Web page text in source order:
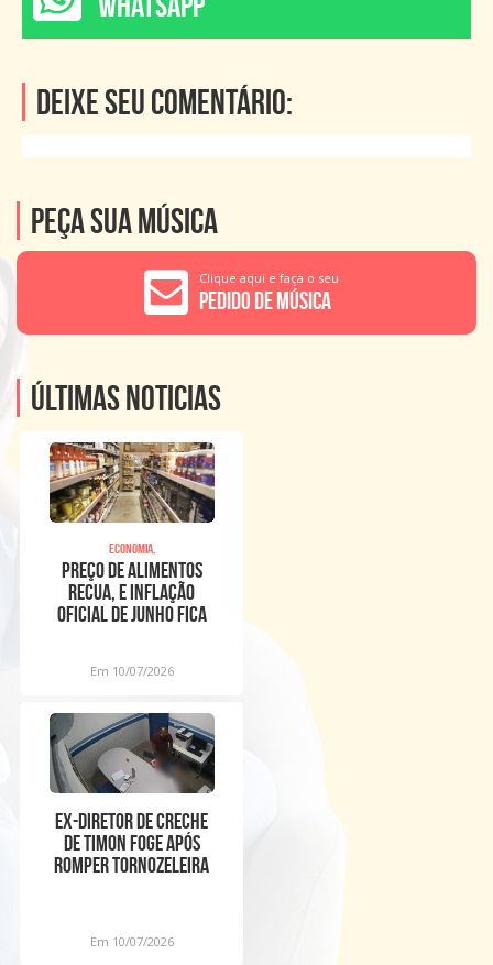
Deixe seu comentário:
Peça sua música
Clique aqui e faça o seu
Pedido de Música
Últimas noticias
Economia,
Preço de alimentos
recua, e inflação
oficial de junho fica
Em 10/07/2026
Ex-diretor de creche
de Timon foge após
romper tornozeleira
Em 10/07/2026